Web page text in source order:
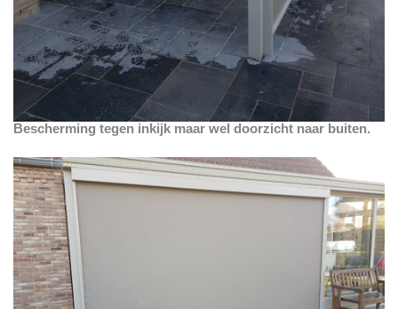
Bescherming tegen inkijk maar wel doorzicht naar buiten.